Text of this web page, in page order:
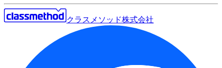
クラスメソッド株式会社